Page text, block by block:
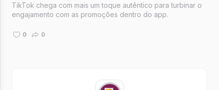
TikTok chega com mais um toque autêntico para turbinar o
engajamento com as promoções dentro do app.
0 0